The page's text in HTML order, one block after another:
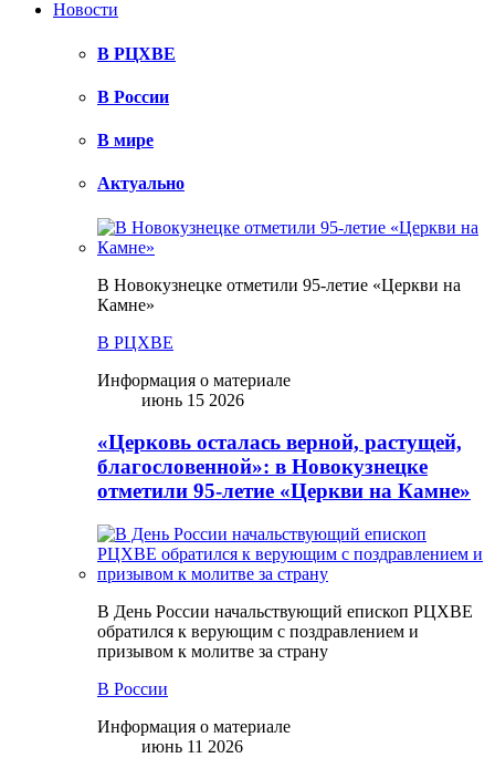
Новости
В РЦХВЕ
В России
В мире
Актуально
В Новокузнецке отметили 95-летие «Церкви на
Камне»
В РЦХВЕ
Информация о материале
июнь 15 2026
«Церковь осталась верной, растущей,
благословенной»: в Новокузнецке
отметили 95-летие «Церкви на Камне»
В День России начальствующий епископ РЦХВЕ
обратился к верующим с поздравлением и
призывом к молитве за страну
В России
Информация о материале
июнь 11 2026